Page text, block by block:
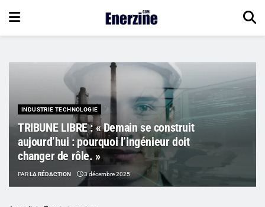
INDUSTRIE TECHNOLOGIE
TRIBUNE LIBRE : « Demain se construit
aujourd’hui : pourquoi l’ingénieur doit
changer de rôle. »
PARLA RÉDACTION 3 décembre 2025